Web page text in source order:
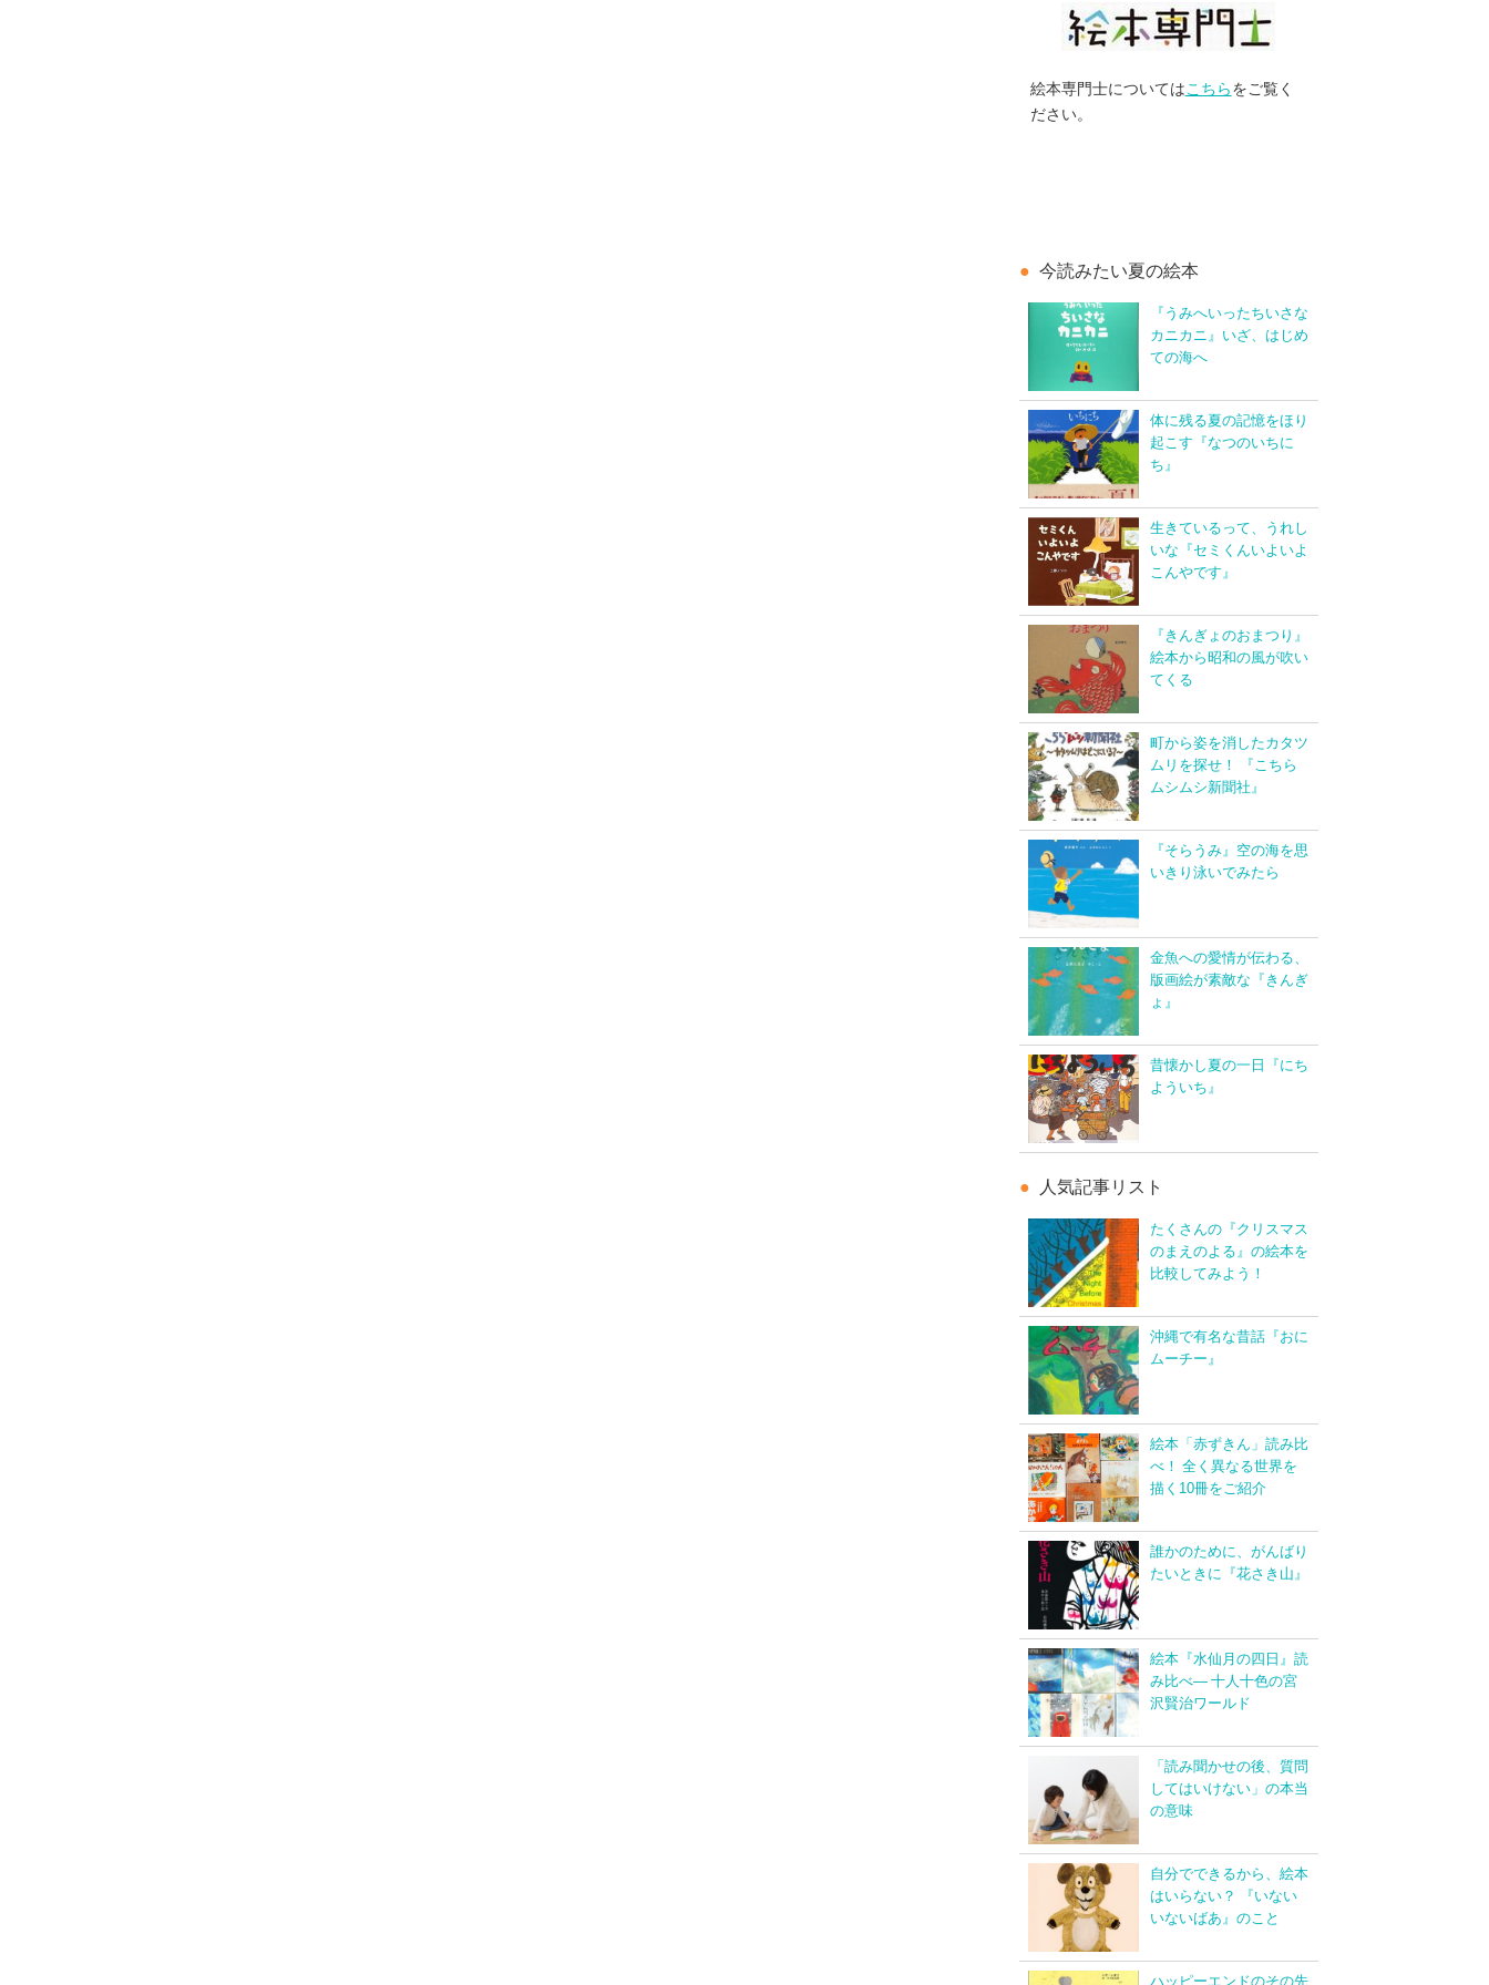
絵本専門士については こちら をご覧く
ださい。
今読みたい夏の絵本
『うみへいったちいさな
カニカニ』いざ、はじめ
ての海へ
体に残る夏の記憶をほり
起こす『なつのいちに
ち』
生きているって、うれし
いな『セミくんいよいよ
こんやです』
『きんぎょのおまつり』
絵本から昭和の風が吹い
てくる
町から姿を消したカタツ
ムリを探せ！ 『こちら
ムシムシ新聞社』
『そらうみ』空の海を思
いきり泳いでみたら
金魚への愛情が伝わる、
版画絵が素敵な『きんぎ
ょ』
昔懐かし夏の一日『にち
よういち』
人気記事リスト
たくさんの『クリスマス
のまえのよる』の絵本を
比較してみよう！
沖縄で有名な昔話『おに
ムーチー』
絵本「赤ずきん」読み比
べ！ 全く異なる世界を
描く10冊をご紹介
誰かのために、がんばり
たいときに『花さき山』
絵本『水仙月の四日』読
み比べ― 十人十色の宮
沢賢治ワールド
「読み聞かせの後、質問
してはいけない」の本当
の意味
自分でできるから、絵本
はいらない？ 『いない
いないばあ』のこと
ハッピーエンドのその先